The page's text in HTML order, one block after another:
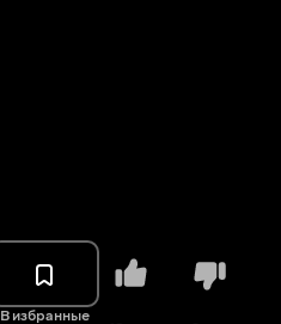
В избранные